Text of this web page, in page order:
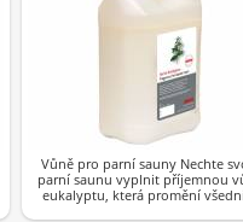
Vůně pro parní sauny Nechte
parní saunu vyplnit příjemnou
eukalyptu, která promění